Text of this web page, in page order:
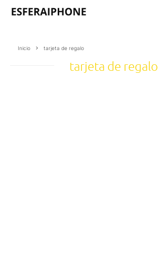
Inicio tarjeta de regalo
tarjeta de regalo